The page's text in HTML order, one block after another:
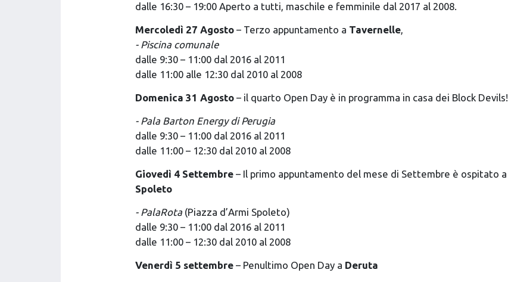
dalle 16:30 – 19:00 Aperto a tutti, maschile e femminile dal 2017 al 2008.
Mercoledì 27 Agosto – Terzo appuntamento a Tavernelle,
- Piscina comunale
dalle 9:30 – 11:00 dal 2016 al 2011
dalle 11:00 alle 12:30 dal 2010 al 2008
Domenica 31 Agosto – il quarto Open Day è in programma in casa dei Block Devils!
- Pala Barton Energy di Perugia
dalle 9:30 – 11:00 dal 2016 al 2011
dalle 11:00 – 12:30 dal 2010 al 2008
Giovedì 4 Settembre – Il primo appuntamento del mese di Settembre è ospitato a
Spoleto
- PalaRota (Piazza d’Armi Spoleto)
dalle 9:30 – 11:00 dal 2016 al 2011
dalle 11:00 – 12:30 dal 2010 al 2008
Venerdì 5 settembre – Penultimo Open Day a Deruta